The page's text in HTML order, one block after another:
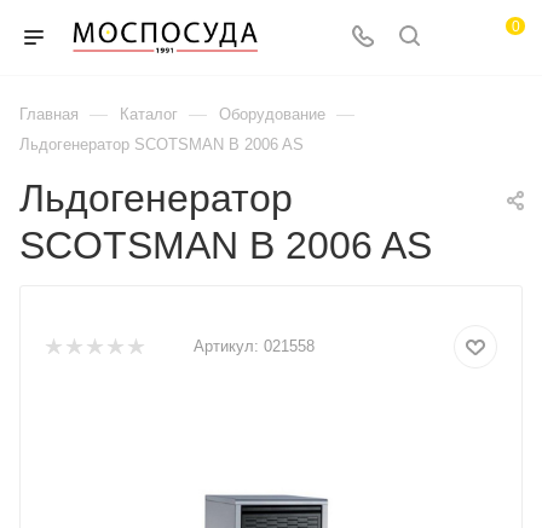
0
Главная — Каталог — Оборудование —
Льдогенератор SCOTSMAN B 2006 AS
Льдогенератор
SCOTSMAN B 2006 AS
Артикул: 021558